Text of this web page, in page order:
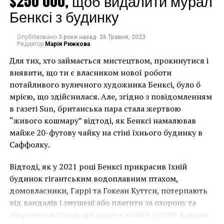
По словам Абель, ее мать Антониа Мартинез де Харо
была служанкой в семье Дали и регулярно посещала
виллу художника в Кадакесе. Женщина также
утверждает, что Дали долгие годы поддерживал
связь с ее матерью.
Абель также рассказала, что мать очень часто
говорила ей, в том числе и в присутствии друзей и
родных, что ее отец – тот самый Сальвадор Дали.
Антониа Мартинез де Харо неоднократно говорила
Бенксі з будинку
Опубліковано 3 роки назад 26 Травня, 2023
Редактор Марія Рижкова
Для тих, хто займається мистецтвом, прокинутися і
виявити, що ти є власником нової роботи
потайливого вуличного художника Бенксі, було б
мрією, що здійснилася. Але, згідно з повідомленням
в газеті Sun, британська пара стала жертвою
“живого кошмару” відтоді, як Бенксі намалював
майже 20-футову чайку на стіні їхнього будинку в
Саффолку.
Відтоді, як у 2021 році Бенксі прикрасив їхній
будинок гігантським водоплавним птахом,
домовласники, Гаррі та Гокеан Куттси, потерпають
від вандалів і змушені або платити за охорону та
збереження птаха, що коштує майже 50 000 доларів